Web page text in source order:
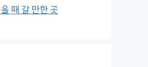
때 갈 만한 곳